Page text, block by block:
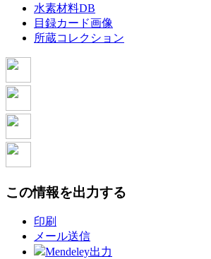
水素材料DB
目録カード画像
所蔵コレクション
この情報を出力する
印刷
メール送信
Mendeley出力